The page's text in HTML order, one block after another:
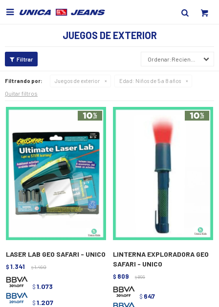

JUEGOS DE EXTERIOR
Recientes
Filtrando por: Juegos de exterior Edad: Niños de 5 a 8 años
Quitar filtros
LASER LAB GEO SAFARI - UNICO
$ 1.341 $ 1.490
$ 1.073
$ 1.207
LINTERNA EXPLORADORA GEO
SAFARI - UNICO
$ 809 $ 899
$ 647